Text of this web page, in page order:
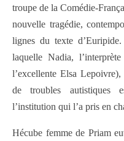
troupe de la Comédie-
nouvelle tragédie,
lignes du texte
laquelle Nadia,
l’excellente Elsa
de troubles autistiques
l’institution qui l’a pris en
Hécube femme de Priam